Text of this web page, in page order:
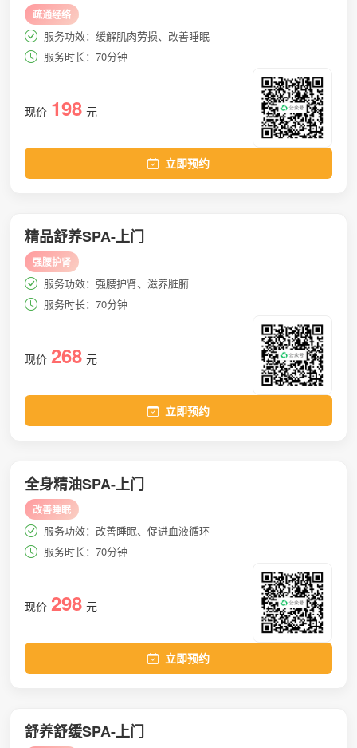
疏通经络
服务功效：缓解肌肉劳损、改善睡眠
服务时长：70分钟
现价 198 元
立即预约
精品舒养SPA-上门
强腰护肾
服务功效：强腰护肾、滋养脏腑
服务时长：70分钟
现价 268 元
立即预约
全身精油SPA-上门
改善睡眠
服务功效：改善睡眠、促进血液循环
服务时长：70分钟
现价 298 元
立即预约
舒养舒缓SPA-上门